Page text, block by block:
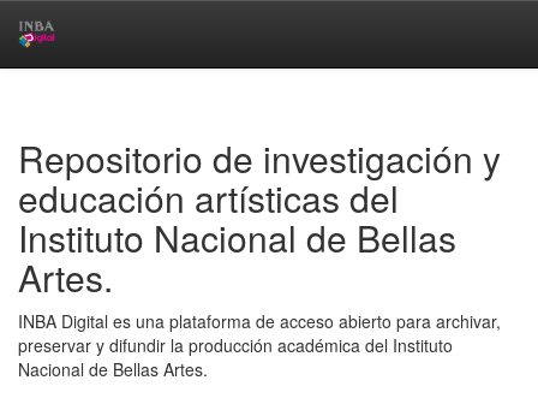
Repositorio de investigación y
educación artísticas del
Instituto Nacional de Bellas
Artes.
INBA Digital es una plataforma de acceso abierto para archivar,
preservar y difundir la producción académica del Instituto
Nacional de Bellas Artes.